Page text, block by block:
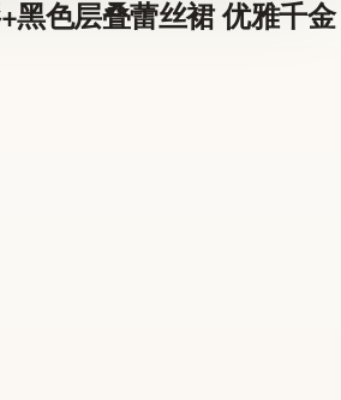
黑色层叠蕾丝裙 优雅千金